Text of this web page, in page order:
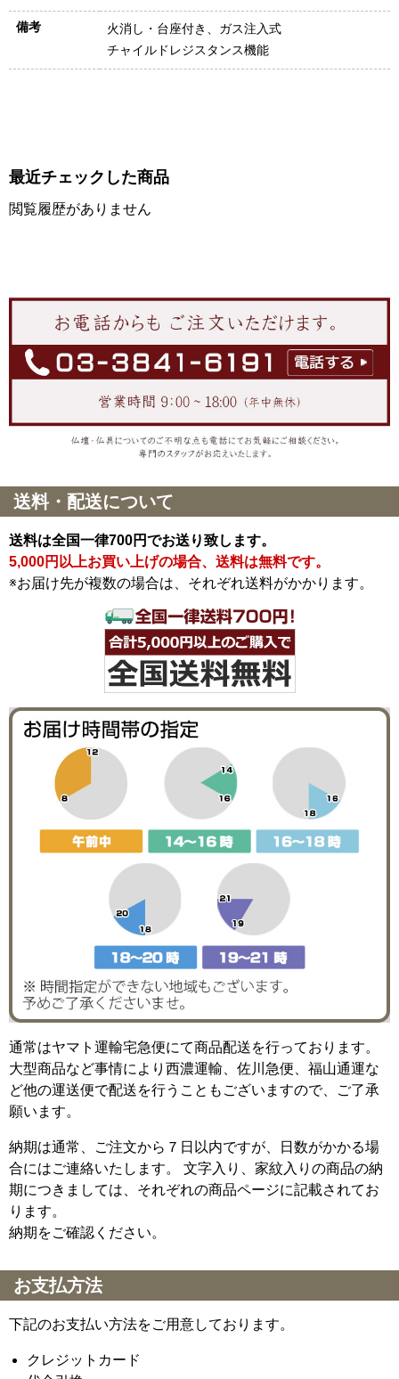
備考
火消し・台座付き、ガス注入式
チャイルドレジスタンス機能
最近チェックした商品
閲覧履歴がありません
送料・配送について
送料は全国一律700円でお送り致します。
5,000円以上お買い上げの場合、送料は無料です。
※お届け先が複数の場合は、それぞれ送料がかかります。
通常はヤマト運輸宅急便にて商品配送を行っております。
大型商品など事情により西濃運輸、佐川急便、福山通運な
ど他の運送便で配送を行うこともございますので、ご了承
願います。
納期は通常、ご注文から７日以内ですが、日数がかかる場
合にはご連絡いたします。 文字入り、家紋入りの商品の納
期につきましては、それぞれの商品ページに記載されてお
ります。
納期をご確認ください。
お支払方法
下記のお支払い方法をご用意しております。
クレジットカード